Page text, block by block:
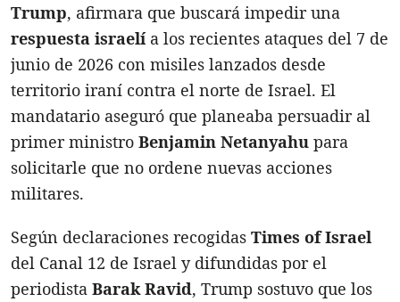
Trump, afirmara que buscará impedir una
respuesta israelía los recientes ataques del 7 de
junio de 2026 con misiles lanzados desde
territorio iraní contra el norte de Israel. El
mandatario aseguró que planeaba persuadir al
primer ministro Benjamin Netanyahu para
solicitarle que no ordene nuevas acciones
militares.
Según declaraciones recogidas Times of Israel
del Canal 12 de Israel y difundidas por el
periodista Barak Ravid, Trump sostuvo que los